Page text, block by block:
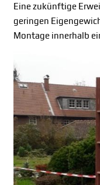
Eine zukünftige
geringen
Montage innerhalb